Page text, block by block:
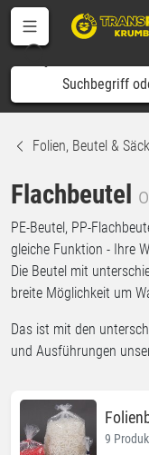
Folien, Beutel &
Flachbeutel
PE-Beutel, PP-
gleiche Funktion - Ihre
Die Beutel mit
breite Möglichkeit um
Das ist mit den
und Ausführungen
9